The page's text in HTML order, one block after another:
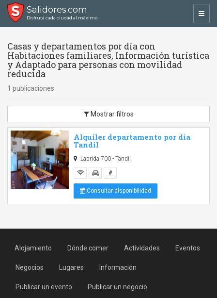
Salidores.com
Disfrutá cada ciudad al máximo
Casas y departamentos por día con
Habitaciones familiares, Información turística
y Adaptado para personas con movilidad
reducida
1 publicaciones
Mostrar filtros
Alquiler departamento por dia
Tandil
Laprida 700 - Tandil
Consultar disponibilidad
Alojamiento Dónde comer Actividades Eventos
Negocios Lugares Información
Publicar un evento Publicar un negocio